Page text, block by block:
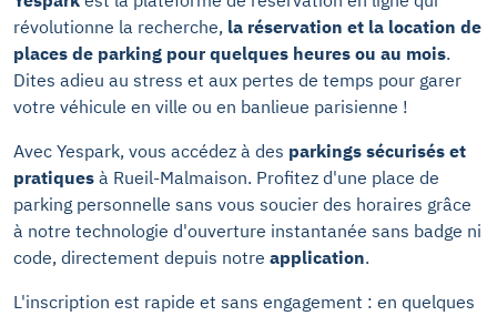
révolutionne la recherche, la réservation et la location de
places de parking pour quelques heures ou au mois.
Dites adieu au stress et aux pertes de temps pour garer
votre véhicule en ville ou en banlieue parisienne !
Avec Yespark, vous accédez à des parkings sécurisés et
pratiques à Rueil-Malmaison. Profitez d'une place de
parking personnelle sans vous soucier des horaires grâce
à notre technologie d'ouverture instantanée sans badge ni
code, directement depuis notre application.
L'inscription est rapide et sans engagement : en quelques